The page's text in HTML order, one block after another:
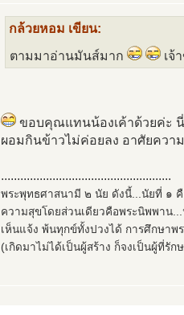
กล้วยหอม เขียน:
ตามมาอ่านมันส์มาก
เจ้
ขอบคุณแทนน้องเค้าด้วยค่ะ
ผอมกินข้าวไม่ค่อยลง อาศัยควา
.....................................................
พระพุทธศาสนามี ๒ นัย ดังนี้...นัยที่ ๑ คื
ความสุขโดยส่วนเดียวคือพระนิพพาน
เห็นแจ้ง พ้นทุกข์ทั้งปวงได้ การศึกษาพ
(เกิดมาไม่ได้เป็นผู้สร้าง ก็จงเป็นผู้ที่รั